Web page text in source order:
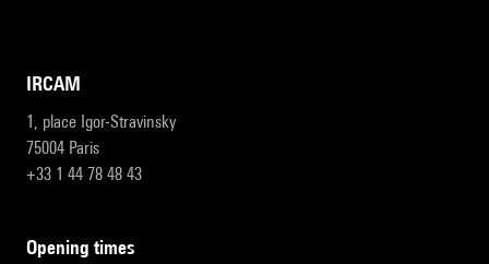
IRCAM
1, place Igor-Stravinsky
75004 Paris
+33 1 44 78 48 43
opening times